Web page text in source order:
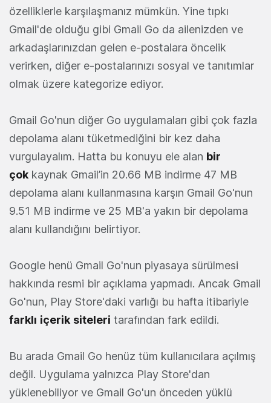
özelliklerle karşılaşmanız mümkün. Yine tıpkı
Gmail'de olduğu gibi Gmail Go da ailenizden ve
arkadaşlarınızdan gelen e-postalara öncelik
verirken, diğer e-postalarınızı sosyal ve tanıtımlar
olmak üzere kategorize ediyor.
Gmail Go'nun diğer Go uygulamaları gibi çok fazla
depolama alanı tüketmediğini bir kez daha
vurgulayalım. Hatta bu konuyu ele alan bir
çok kaynak Gmail’in 20.66 MB indirme 47 MB
depolama alanı kullanmasına karşın Gmail Go'nun
9.51 MB indirme ve 25 MB'a yakın bir depolama
alanı kullandığını belirtiyor.
Google henü Gmail Go'nun piyasaya sürülmesi
hakkında resmi bir açıklama yapmadı. Ancak Gmail
Go'nun, Play Store'daki varlığı bu hafta itibariyle
farklı içerik siteleri tarafından fark edildi.
Bu arada Gmail Go henüz tüm kullanıcılara açılmış
değil. Uygulama yalnızca Play Store'dan
yüklenebiliyor ve Gmail Go'un önceden yüklü